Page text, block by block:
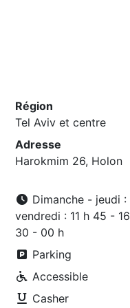
Région
Tel Aviv et centre
Adresse
Harokmim 26, Holon
Dimanche - jeudi :
vendredi : 11 h 45 -
30 - 00 h
Parking
Accessible
Casher